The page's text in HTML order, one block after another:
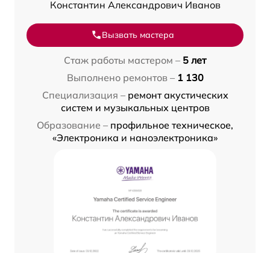
Константин Александрович Иванов
Вызвать мастера
Стаж работы мастером – 5 лет
Выполнено ремонтов – 1 130
Специализация – ремонт акустических
систем и музыкальных центров
Образование – профильное техническое,
«Электроника и наноэлектроника»